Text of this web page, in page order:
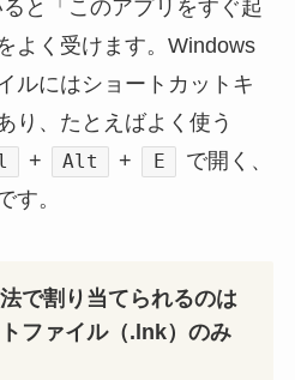
と「このアプリをすぐ起
よく受けます。Windows
ルにはショートカットキ
り、たとえばよく使う
+ Alt + E
で開く、
す。
で割り当てられるのは
ファイル（.lnk）のみ